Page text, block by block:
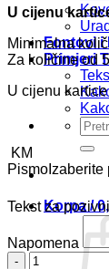
Fontovi i
Primjeri
Korpa /
U cijenu
Minimalna
Za količine od
U cijenu
KM
Pismo Izaberite
Tekst za
Napomena
Kartice